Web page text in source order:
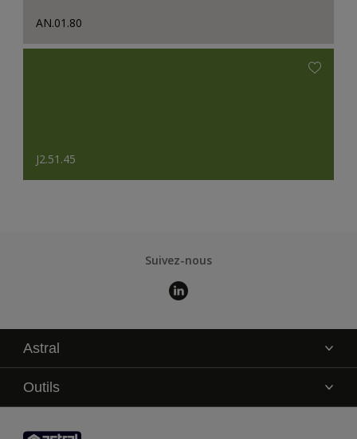
AN.01.80
J2.51.45
Suivez-nous
Astral
La marque
Service technique
Contact
Outils